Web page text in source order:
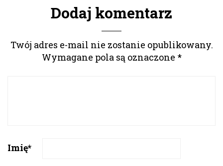
Dodaj komentarz
Twój adres e-mail nie zostanie opublikowany.
Wymagane pola są oznaczone *
Imię*